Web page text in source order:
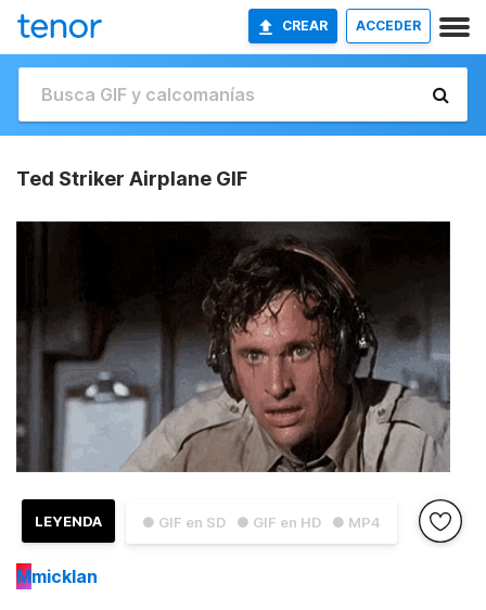
CREAR ACCEDER
Ted Striker Airplane GIF
● GIF en SD ● GIF en HD ● MP4
LEYENDA
Mmicklan